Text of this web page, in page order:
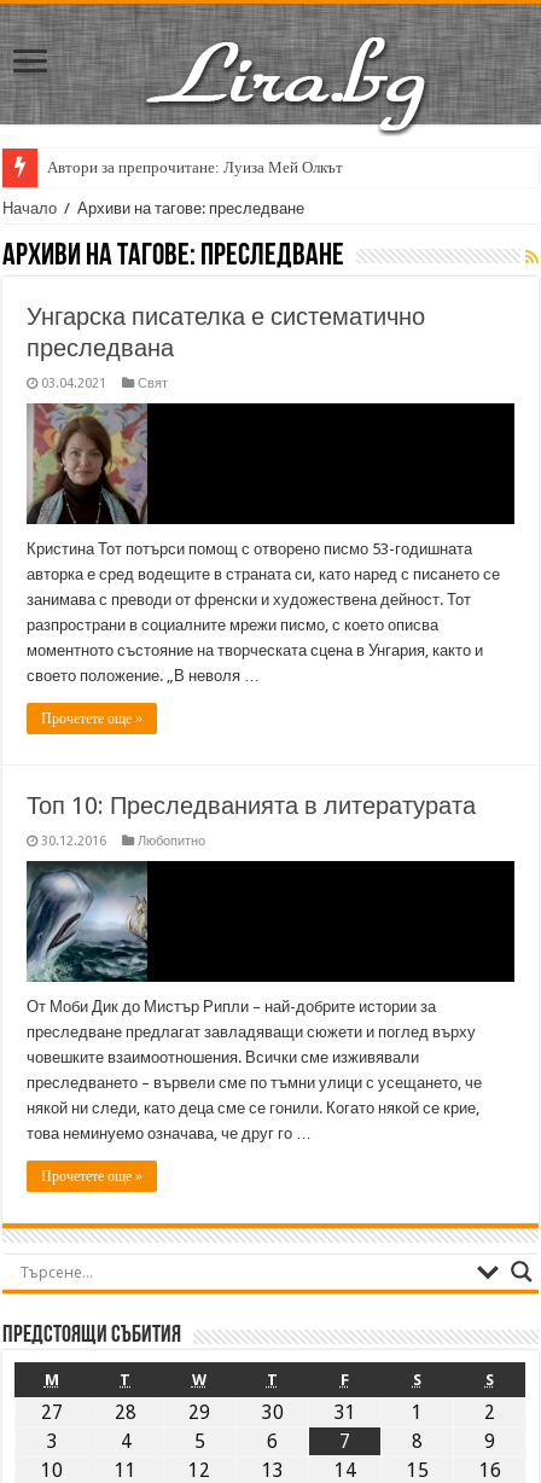
Автори за препрочитане: Луиза Мей Олкът
Начало / Архиви на тагове: преследване
Архиви на тагове: преследване
Унгарска писателка е систематично
преследвана
03.04.2021 Свят
Кристина Тот потърси помощ с отворено писмо 53-годишната
авторка е сред водещите в страната си, като наред с писането се
занимава с преводи от френски и художествена дейност. Тот
разпространи в социалните мрежи писмо, с което описва
моментното състояние на творческата сцена в Унгария, както и
своето положение. „В неволя …
Прочетете още »
Топ 10: Преследванията в литературата
30.12.2016 Любопитно
От Моби Дик до Мистър Рипли – най-добрите истории за
преследване предлагат завладяващи сюжети и поглед върху
човешките взаимоотношения. Всички сме изживявали
преследването – вървели сме по тъмни улици с усещането, че
някой ни следи, като деца сме се гонили. Когато някой се крие,
това неминуемо означава, че друг го …
Прочетете още »
Предстоящи събития
M T W T F S S
27 28 29 30 31 1
2
3
4 5 6 7 8
9
10
11 12 13 14 15
16